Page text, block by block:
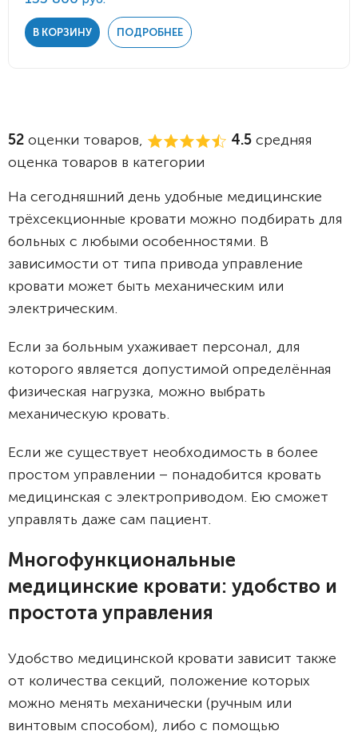
В КОРЗИНУ ПОДРОБНЕЕ
52 оценки товаров, 4.5 средняя
оценка товаров в категории
На сегодняшний день удобные медицинские
трёхсекционные кровати можно подбирать для
больных с любыми особенностями. В
зависимости от типа привода управление
кровати может быть механическим или
электрическим.
Если за больным ухаживает персонал, для
которого является допустимой определённая
физическая нагрузка, можно выбрать
механическую кровать.
Если же существует необходимость в более
простом управлении – понадобится кровать
медицинская с электроприводом. Ею сможет
управлять даже сам пациент.
Многофункциональные
медицинские кровати: удобство и
простота управления
Удобство медицинской кровати зависит также
от количества секций, положение которых
можно менять механически (ручным или
винтовым способом), либо с помощью